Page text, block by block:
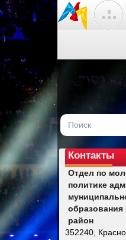
Контакты
Отдел по
политике
образования
район
352240,